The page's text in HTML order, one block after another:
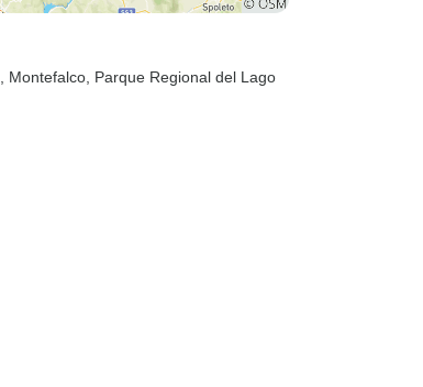
, Montefalco , Parque Regional del Lago